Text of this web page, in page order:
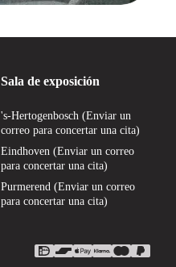
Sala de exposición
's-Hertogenbosch (Enviar un
correo para concertar una cita)
Eindhoven (Enviar un correo
para concertar una cita)
Purmerend (Enviar un correo
para concertar una cita)